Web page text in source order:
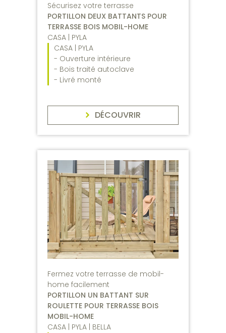
Sécurisez votre terrasse
PORTILLON DEUX BATTANTS POUR
TERRASSE BOIS MOBIL-HOME
CASA | PYLA
CASA | PYLA
- Ouverture intérieure
- Bois traité autoclave
- Livré monté
DÉCOUVRIR
Fermez votre terrasse de mobil-
home facilement
PORTILLON UN BATTANT SUR
ROULETTE POUR TERRASSE BOIS
MOBIL-HOME
CASA | PYLA | BELLA